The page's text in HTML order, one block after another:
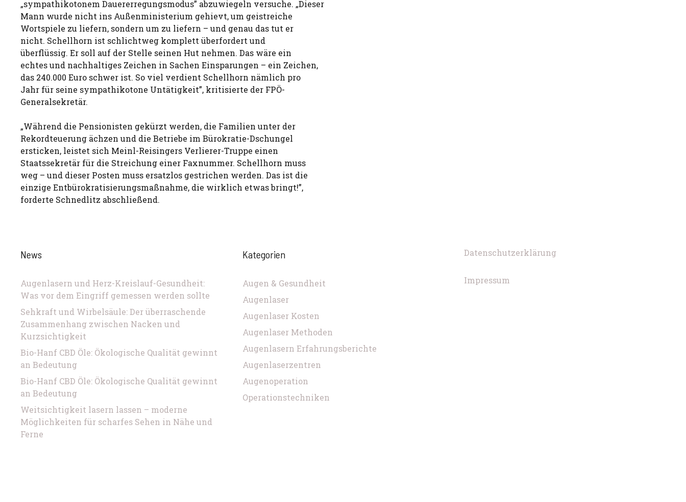
„sympathikotonem Dauererregungsmodus” abzuwiegeln versuche. „Dieser
Mann wurde nicht ins Außenministerium gehievt, um geistreiche
Wortspiele zu liefern, sondern um zu liefern – und genau das tut er
nicht. Schellhorn ist schlichtweg komplett überfordert und
überflüssig. Er soll auf der Stelle seinen Hut nehmen. Das wäre ein
echtes und nachhaltiges Zeichen in Sachen Einsparungen – ein Zeichen,
das 240.000 Euro schwer ist. So viel verdient Schellhorn nämlich pro
Jahr für seine sympathikotone Untätigkeit”, kritisierte der FPÖ-
Generalsekretär.
„Während die Pensionisten gekürzt werden, die Familien unter der
Rekordteuerung ächzen und die Betriebe im Bürokratie-Dschungel
ersticken, leistet sich Meinl-Reisingers Verlierer-Truppe einen
Staatssekretär für die Streichung einer Faxnummer. Schellhorn muss
weg – und dieser Posten muss ersatzlos gestrichen werden. Das ist die
einzige Entbürokratisierungsmaßnahme, die wirklich etwas bringt!”,
forderte Schnedlitz abschließend.
News
Augenlasern und Herz-Kreislauf-Gesundheit:
Was vor dem Eingriff gemessen werden sollte
Sehkraft und Wirbelsäule: Der überraschende
Zusammenhang zwischen Nacken und
Kurzsichtigkeit
Bio-Hanf CBD Öle: Ökologische Qualität gewinnt
an Bedeutung
Bio-Hanf CBD Öle: Ökologische Qualität gewinnt
an Bedeutung
Weitsichtigkeit lasern lassen – moderne
Möglichkeiten für scharfes Sehen in Nähe und
Ferne
Kategorien
Augen & Gesundheit
Augenlaser
Augenlaser Kosten
Augenlaser Methoden
Augenlasern Erfahrungsberichte
Augenlaserzentren
Augenoperation
Operationstechniken
Datenschutzerklärung
Impressum